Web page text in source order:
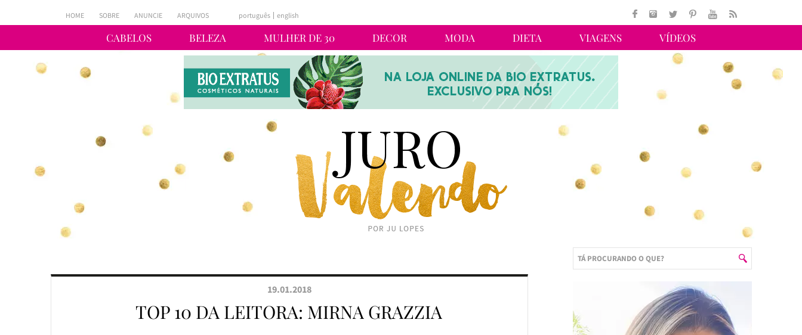
CABELOS BELEZA MULHER DE 30 DECOR MODA DIETA VIAGENS VÍDEOS
HOME SOBRE ANUNCIE ARQUIVOS português english
19.01.2018
TOP 10 DA LEITORA: MIRNA GRAZZIA